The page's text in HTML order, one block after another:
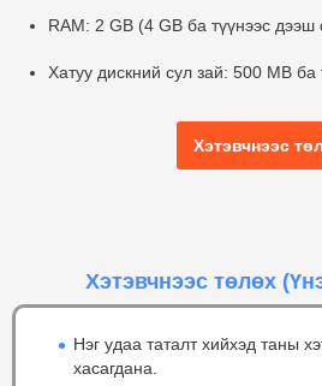
RAM: 2 GB (4 GB ба түүнээс
Хатуу дискний сул зай: 500 MB ба
Хэтэвчнээс
Хэтэвчнээс төлөх
Нэг удаа таталт хийхэд таны
хасагдана.